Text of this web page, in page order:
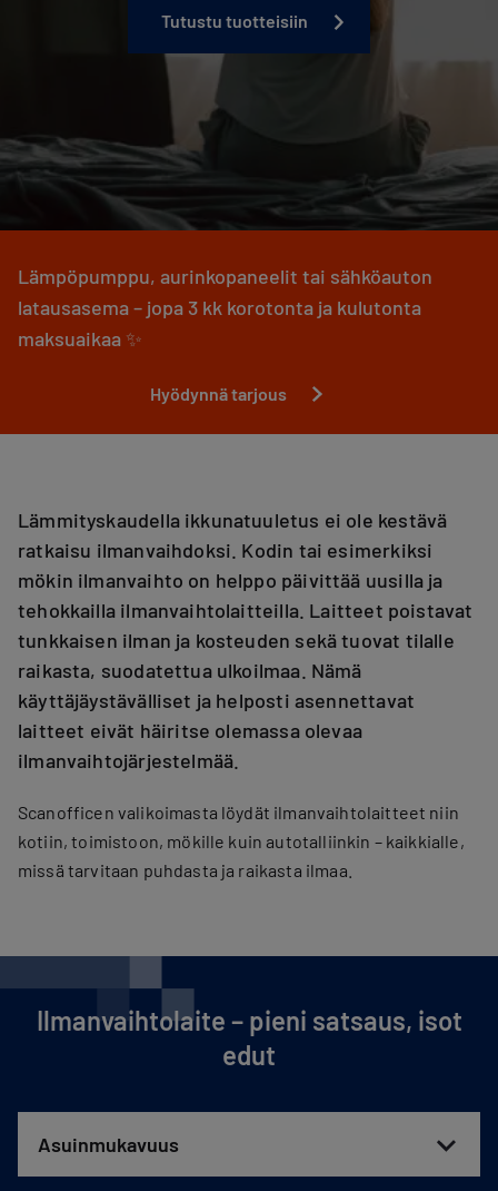
Tutustu tuotteisiin
Lämpöpumppu, aurinkopaneelit tai sähköauton
latausasema – jopa 3 kk korotonta ja kulutonta
maksuaikaa ✨
Hyödynnä tarjous
Lämmityskaudella ikkunatuuletus ei ole kestävä
ratkaisu ilmanvaihdoksi. Kodin tai esimerkiksi
mökin ilmanvaihto on helppo päivittää uusilla ja
tehokkailla ilmanvaihtolaitteilla. Laitteet poistavat
tunkkaisen ilman ja kosteuden sekä tuovat tilalle
raikasta, suodatettua ulkoilmaa. Nämä
käyttäjäystävälliset ja helposti asennettavat
laitteet eivät häiritse olemassa olevaa
ilmanvaihtojärjestelmää.
Scanofficen valikoimasta löydät ilmanvaihtolaitteet niin
kotiin, toimistoon, mökille kuin autotalliinkin – kaikkialle,
missä tarvitaan puhdasta ja raikasta ilmaa.
Ilmanvaihtolaite – pieni satsaus, isot
edut
Asuinmukavuus